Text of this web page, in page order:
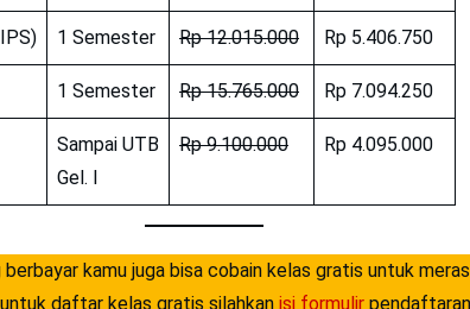
1 Semester Rp 12.015.000 Rp 5.406.750
1 Semester Rp 15.765.000 Rp 7.094.250
Sampai UTB
Gel. I
Rp 9.100.000 Rp 4.095.000
kamu juga bisa cobain kelas gratis untuk
daftar kelas gratis silahkan isi formulir